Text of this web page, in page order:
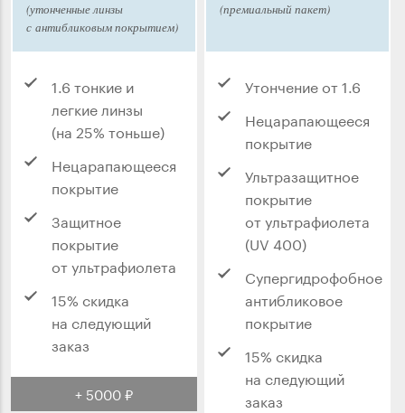
(утонченные линзы
с антибликовым покрытием)
1.6 тонкие и
легкие линзы
(на 25% тоньше)
Нецарапающееся
покрытие
Защитное
покрытие
от ультрафиолета
15% скидка
на следующий
заказ
+ 5000 ₽
(премиальный пакет)
Утончение от 1.6
Нецарапающееся
покрытие
Ультразащитное
покрытие
от ультрафиолета
(UV 400)
Супергидрофобное
антибликовое
покрытие
15% скидка
на следующий
заказ